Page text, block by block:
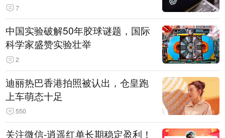
7
中国实验破解50年胶球谜题，国际
科学家盛赞实验壮举
2
迪丽热巴香港拍照被认出，仓皇跑
上车萌态十足
550
关注微信-逍遥红单长期稳定盈利！